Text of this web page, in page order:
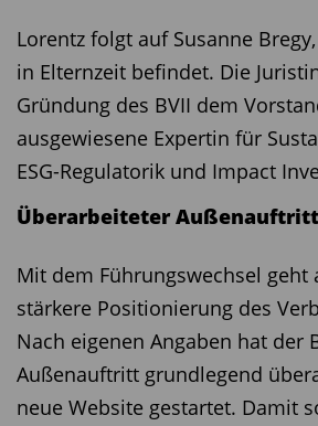
Lorentz folgt auf Susanne
in Elternzeit befindet. Die
Gründung des BVII dem
ausgewiesene Expertin für
ESG-Regulatorik und Impact
Überarbeiteter Außenauftritt
Mit dem Führungswechsel geht
stärkere Positionierung des
Nach eigenen Angaben hat der
Außenauftritt grundlegend
neue Website gestartet. Damit